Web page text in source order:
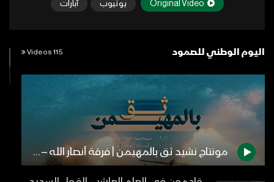
Original Video يوتيوب آبارات
اليوم الوطني للصمود 115 Videos
مونتاج نشيد ثق بالمهيمن | فرقة أنصار الله – 1442هـ